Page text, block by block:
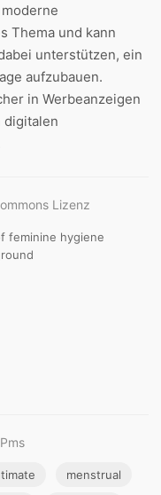
Thema und kann
unterstützen, ein
aufzubauen.
in Werbeanzeigen
digitalen
Lizenz
feminine hygiene
menstrual